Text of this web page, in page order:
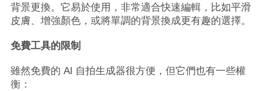
背景更換。它易於使用，非常適合快速編輯，比如平滑
皮膚、增強顏色，或將單調的背景換成更有趣的選擇。
免費工具的限制
雖然免費的 AI 自拍生成器很方便，但它們也有一些權
衡：